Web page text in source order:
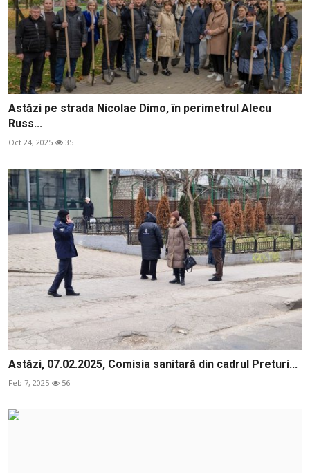
Astăzi pe strada Nicolae Dimo, în perimetrul Alecu
Russ...
Oct 24, 2025 35
Astăzi, 07.02.2025, Comisia sanitară din cadrul Preturi...
Feb 7, 2025 56